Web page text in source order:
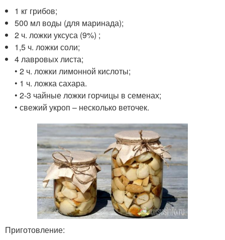
1 кг грибов;
500 мл воды (для маринада);
2 ч. ложки уксуса (9%) ;
1,5 ч. ложки соли;
4 лавровых листа;
• 2 ч. ложки лимонной кислоты;
• 1 ч. ложка сахара.
• 2-3 чайные ложки горчицы в семенах;
• свежий укроп – несколько веточек.
Приготовление: